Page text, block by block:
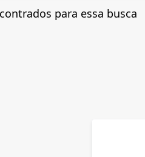
para essa busca